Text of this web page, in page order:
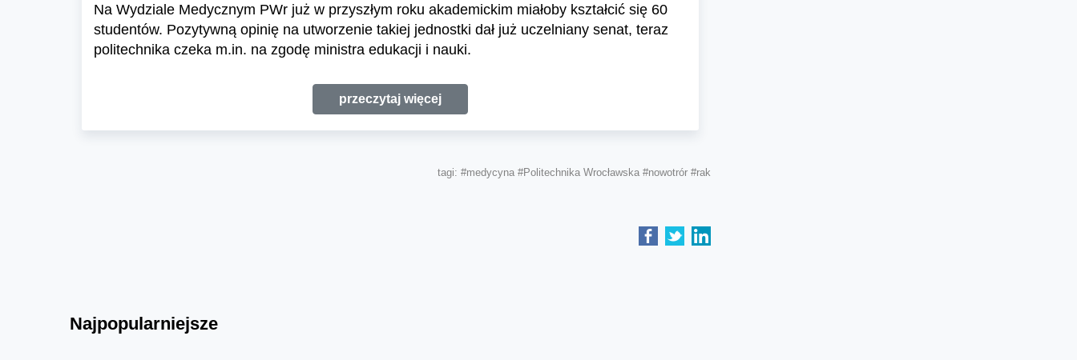
Na Wydziale Medycznym PWr już w przyszłym roku akademickim miałoby kształcić się 60
studentów. Pozytywną opinię na utworzenie takiej jednostki dał już uczelniany senat, teraz
politechnika czeka m.in. na zgodę ministra edukacji i nauki.
przeczytaj więcej
tagi: #medycyna #Politechnika Wrocławska #nowotrór #rak
Najpopularniejsze